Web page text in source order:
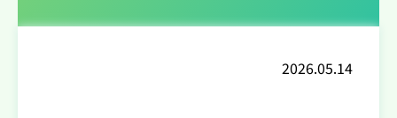
2026.05.14